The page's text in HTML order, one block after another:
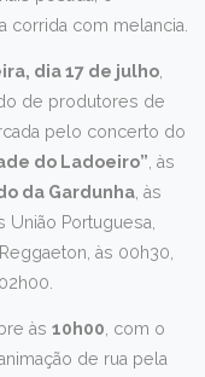
corrida com melancia.
dia 17 de julho
de produtores de
pelo concerto do
do Ladoeiro” , às
da Gardunha , às
União Portuguesa,
às 00h30,
às10h00 , com o
de rua pela